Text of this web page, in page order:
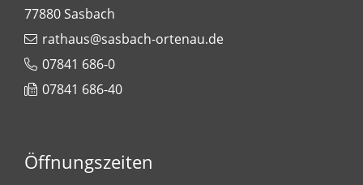
77880Sasbach
rathaus@sasbach-ortenau.de
07841 686-0
07841 686-40
Leaflet| Map data ©
Öffnungszeiten